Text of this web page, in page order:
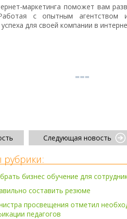
маркетинга поможет вам
с опытным агентством
для своей компании в
Следующая новость
бизнес обучение для
составить резюме
просвещения отметил
педагогов